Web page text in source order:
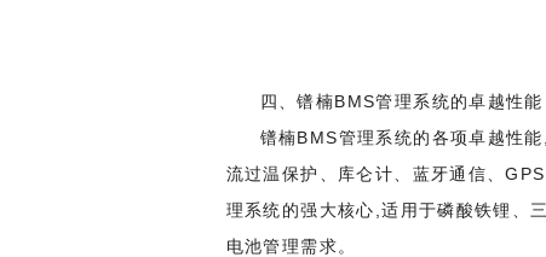
四、镨楠BMS管理系统的卓越性能
镨楠BMS管理系统的各项卓越性
流过温保护、库仑计、蓝牙通信、
理系统的强大核心,适用于磷酸铁锂、
电池管理需求。